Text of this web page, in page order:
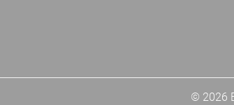
© 2026